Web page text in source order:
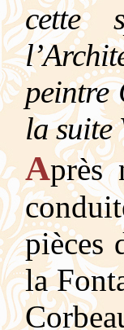
cette
peintre
la suite
Après
pièces
la